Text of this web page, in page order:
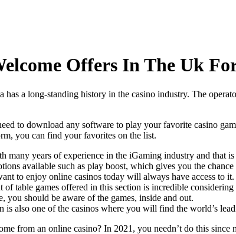
Offers In The Uk
a long-standing history in the casino industry. The
to download any software to play your favorite casino
you can find your favorites on the list.
many years of experience in the iGaming industry and that
available such as play boost, which gives you the
to enjoy online casinos today will always have access to it.
table games offered in this section is incredible
should be aware of the games, inside and out.
also one of the casinos where you will find the world’s
from an online casino? In 2021, you needn’t do this since